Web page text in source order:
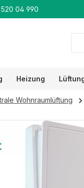
04 990
Heizung
Wohnraumlüftung